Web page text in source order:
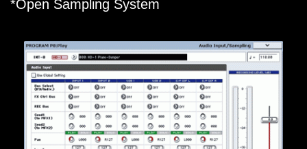
*Open Sampling System